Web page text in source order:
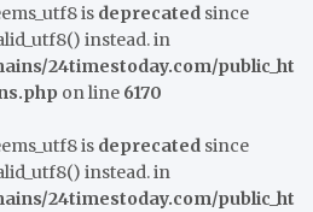
is deprecated since
instead. in
24timestoday.com/public_ht
on line 6170
is deprecated since
instead. in
24timestoday.com/public_ht